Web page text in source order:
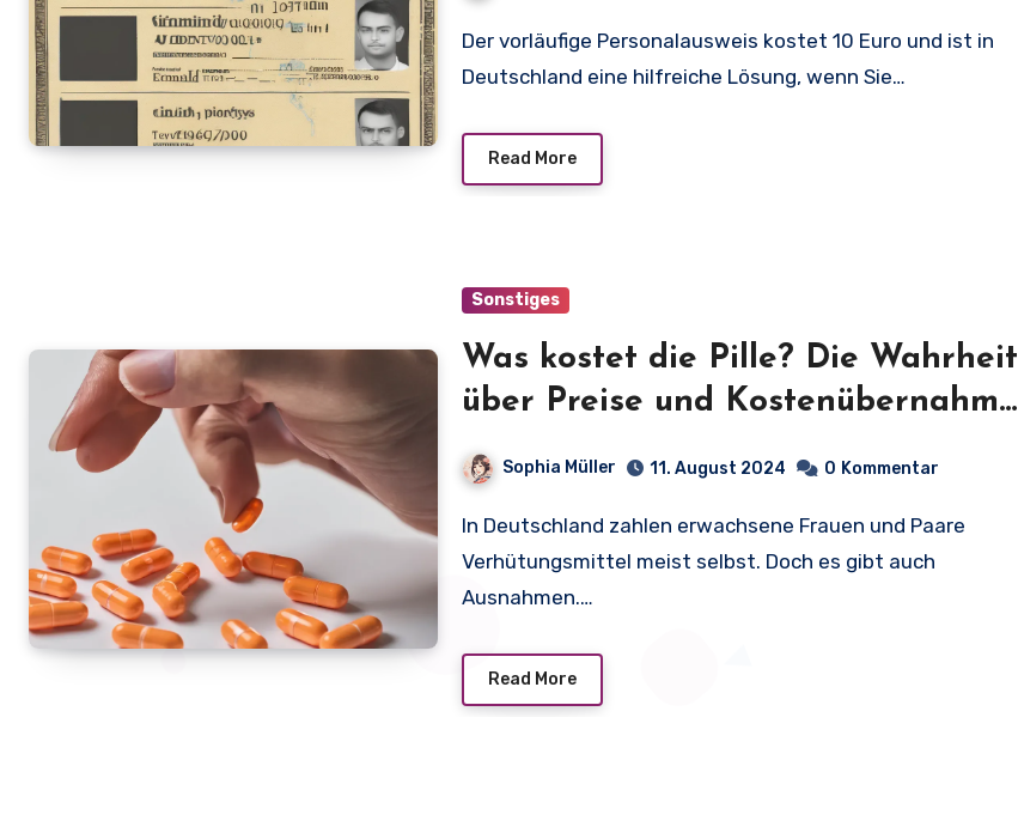
Der vorläufige Personalausweis kostet 10 Euro und ist in
Deutschland eine hilfreiche Lösung, wenn Sie…
Read More
Sonstiges
Was kostet die Pille? Die Wahrheit
über Preise und Kostenübernahme
in Deutschland
Sophia Müller 11. August 2024 0 Kommentar
In Deutschland zahlen erwachsene Frauen und Paare
Verhütungsmittel meist selbst. Doch es gibt auch
Ausnahmen.…
Read More